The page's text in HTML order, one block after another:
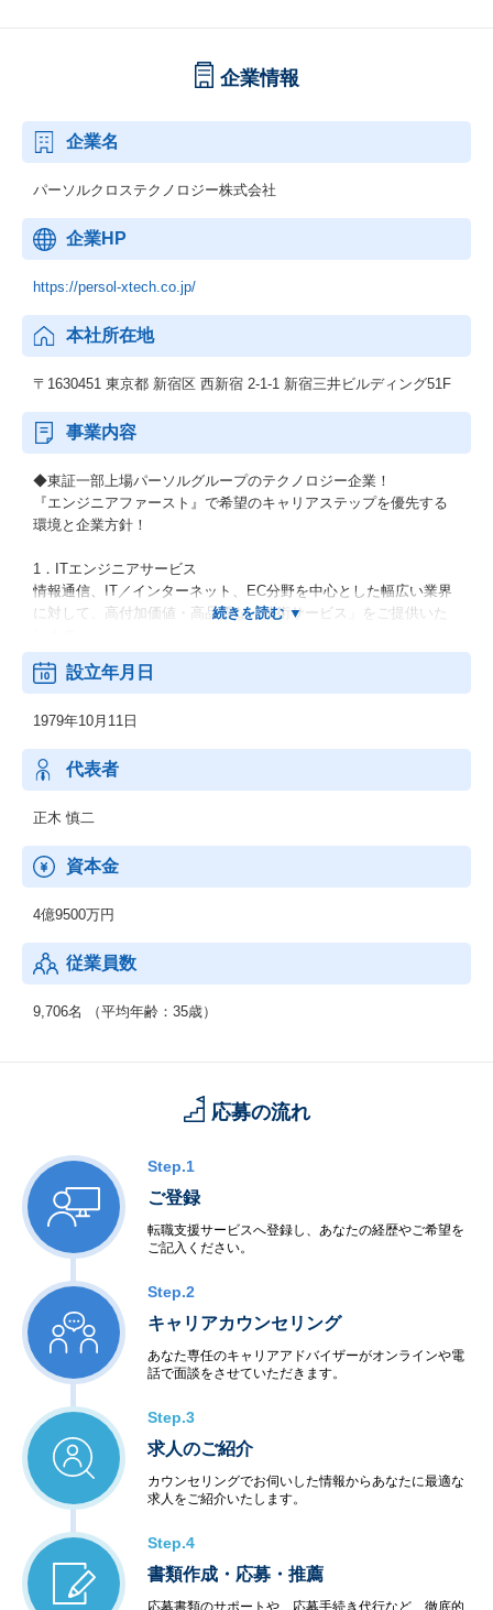
技術領域については、技術メンバーと協力して実現案を一緒に検
討するなど、プレイングで自身の技術を磨くことも可能です。将
来は、ラインマネジメント、アーキテクト、コンサルタントな
ど、本人の志向にあわせたキャリアプランが用意されています。
人材ビジネスの醍醐味
人材業界のシステムの醍醐味は、
世の中の労働人口が減少していく未来に対して、
さです。
業界No1の人材派遣や人材紹介サービスを提供しており、
個人の仕事に対するライフサイクルをワンストップで提供できる
ことができます。
利用ユーザ―は1000万人を超え、社会インフラに近い規模です。
そのため、社会課題にダイレクトにアプローチすることが可能で
す。
組織やカルチャーについて、30秒～1分ほどのショート動画でご紹
介しております。
ぜひご覧ください。
■事業・組織紹介編
https://note.com/ppt_hr/n/n3dc25404fa46
事業部長やゼネラルマネジャー、マネジャーたちが自組織の特徴
や仕事のやりがい、働く魅力についてご紹介します。
■カルチャー・制度紹介編
https://note.com/ppt_hr/n/na642e98915d8
「はたらいて、笑おう。」を実現するための制度・取り組みにつ
いてご紹介します。
企業情報
企業名
パーソルクロステクノロジー株式会社
企業HP
https://persol-xtech.co.jp/
本社所在地
〒1630451 東京都 新宿区 西新宿 2-1-1 新宿三井ビルディング51F
事業内容
◆東証一部上場パーソルグループのテクノロジー企業！
『エンジニアファースト』で希望のキャリアステップを優先する
環境と企業方針！
1．ITエンジニアサービス
情報通信、IT／インターネット、EC分野を中心とした幅広い業界
に対して、高付加価値・高品質な「技術サービス」をご提供いた
2．機電エンジニアサービス
ーズに幅広くお応えします。
上流工程から下流工程までご提案いたします。
3．新技術領域 (RPA・セキュリティ等)
RPA、IoT、セキュリティ、MBD、ドローン等の新技術領域へのニ
【男女比】
【年齢構成】
：20代：33％、30代：41％、40代以上：26％
【勤続年数】
：残業平均15.8時間、有給取得率90.0%、育休・産休取得率10
0％、復職率89％※男性も育児休暇取得実績があります。
設立年月日
1979年10月11日
代表者
正木 慎二
資本金
4億9500万円
従業員数
9,706名 （平均年齢：35歳）
応募の流れ
Step.1
ご登録
転職支援サービスへ登録し、あなたの経歴やご希望を
ご記入ください。
Step.2
キャリアカウンセリング
あなた専任のキャリアアドバイザーがオンラインや電
話で面談をさせていただきます。
Step.3
求人のご紹介
カウンセリングでお伺いした情報からあなたに最適な
求人をご紹介いたします。
Step.4
書類作成・応募・推薦
応募書類のサポートや、応募手続き代行など、徹底的